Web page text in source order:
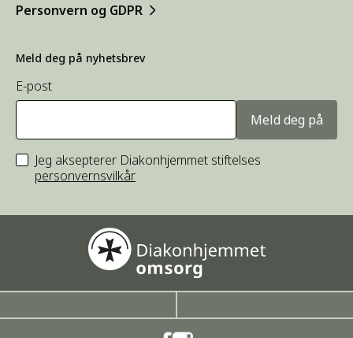
Personvern og GDPR
Meld deg på nyhetsbrev
E-post
Meld deg på
Jeg aksepterer Diakonhjemmet stiftelses
personvernsvilkår